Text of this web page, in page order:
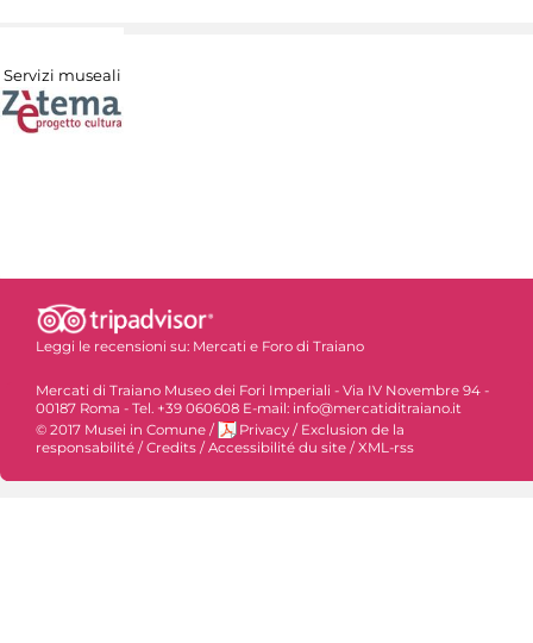
Servizi museali
Leggi le recensioni su: Mercati e Foro di Traiano
Mercati di Traiano Museo dei Fori Imperiali - Via IV Novembre 94 -
00187 Roma - Tel. +39 060608 E-mail: info@mercatiditraiano.it
© 2017 Musei in Comune / Privacy / Exclusion de la
responsabilité / Credits / Accessibilité du site / XML-rss